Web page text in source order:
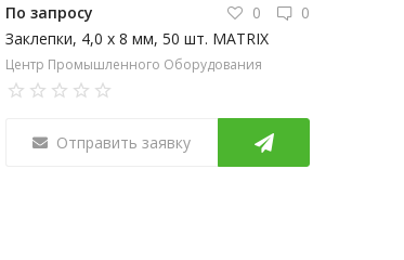
По запросу 0
0
Заклепки, 4,0 х 8 мм, 50 шт. MATRIX
Центр Промышленного Оборудования
Отправить заявку